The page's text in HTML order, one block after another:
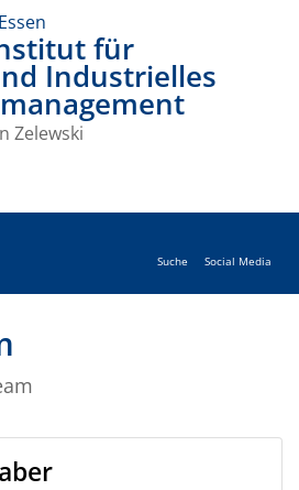
für
Industrielles
Zelewski
Suche Social Media